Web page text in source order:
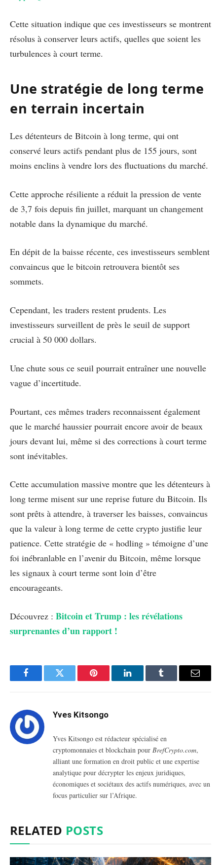
Cette situation indique que ces investisseurs se montrent
résolus à conserver leurs actifs, quelles que soient les
turbulences à court terme.
Une stratégie de long terme
en terrain incertain
Les détenteurs de Bitcoin à long terme, qui ont
conservé leurs actifs pendant plus de 155 jours, sont
moins enclins à vendre lors des fluctuations du marché.
Cette approche résiliente a réduit la pression de vente
de 3,7 fois depuis fin juillet, marquant un changement
notable dans la dynamique du marché.
En dépit de la baisse récente, ces investisseurs semblent
convaincus que le bitcoin retrouvera bientôt ses
sommets.
Cependant, les traders restent prudents. Les
investisseurs surveillent de près le seuil de support
crucial à 50 000 dollars.
Une chute sous ce seuil pourrait entraîner une nouvelle
vague d’incertitude.
Pourtant, ces mêmes traders reconnaissent également
que le marché haussier pourrait encore avoir de beaux
jours devant lui, même si des corrections à court terme
sont inévitables.
Cette accumulation massive montre que les détenteurs à
long terme misent sur une reprise future du Bitcoin. Ils
sont prêts à attendre, à traverser les baisses, convaincus
que la valeur à long terme de cette crypto justifie leur
patience. Cette stratégie de « hodling » témoigne d’une
foi inébranlable en l’avenir du Bitcoin, même lorsque
les signaux à court terme sont loin d’être
encourageants.
Découvrez : Bitcoin et Trump : les révélations
surprenantes d’un rapport !
FacebookTwitter Pinterest LinkedInTumblr Email
Yves Kitsongo
Yves Kitsongo est rédacteur spécialisé en
cryptomonnaies et blockchain pour BrefCrypto.com,
alliant une formation en droit public et une expertise
analytique pour décrypter les enjeux juridiques,
économiques et sociétaux des actifs numériques, avec un
focus particulier sur l’Afrique.
RELATED POSTS